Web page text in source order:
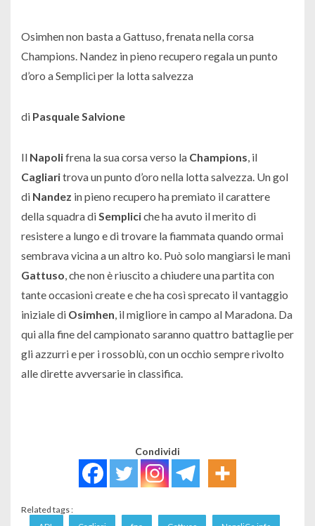
Osimhen non basta a Gattuso, frenata nella corsa
Champions. Nandez in pieno recupero regala un punto
d’oro a Semplici per la lotta salvezza
di Pasquale Salvione
Il Napolifrena la sua corsa verso la Champions , il
Cagliaritrova un punto d’oro nella lotta salvezza. Un gol
di Nandez in pieno recupero ha premiato il carattere
della squadra di Sempliciche ha avuto il merito di
resistere a lungo e di trovare la fiammata quando ormai
sembrava vicina a un altro ko. Può solo mangiarsi le mani
Gattuso , che non è riuscito a chiudere una partita con
tante occasioni create e che ha così sprecato il vantaggio
iniziale di Osimhen , il migliore in campo al Maradona. Da
qui alla fine del campionato saranno quattro battaglie per
gli azzurri e per i rossoblù, con un occhio sempre rivolto
alle dirette avversarie in classifica.
Condividi
Related tags :